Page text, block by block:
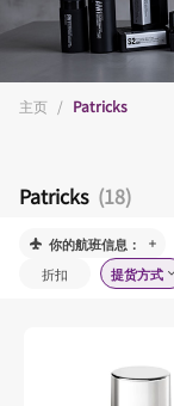
主页 / Patricks
Patricks (18)
你的航班信息：
折扣 提货方式